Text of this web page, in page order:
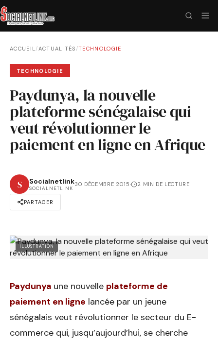
ACCUEIL/ACTUALITÉS /TECHNOLOGIE
TECHNOLOGIE
Paydunya, la nouvelle
plateforme sénégalaise qui
veut révolutionner le
paiement en ligne en Afrique
S Socialnetlink
SOCIALNETLINK
30 DÉCEMBRE 2015· 2 MIN DE LECTURE
PARTAGER
ILLUSTRATION
Paydunya une nouvelle plateforme de
paiement en ligne lancée par un jeune
sénégalais veut révolutionner le secteur du E-
commerce qui, jusqu’aujourd’hui, se cherche